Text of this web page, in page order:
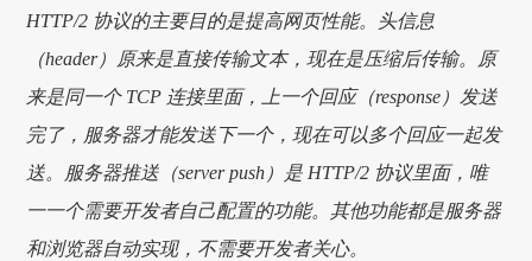
HTTP/2 协议的主要目的是提高网页性能。头信息
（header）原来是直接传输文本，现在是压缩后传输。原
来是同一个 TCP 连接里面，上一个回应（response）发送
完了，服务器才能发送下一个，现在可以多个回应一起发
送。服务器推送（server push）是 HTTP/2 协议里面，唯
一一个需要开发者自己配置的功能。其他功能都是服务器
和浏览器自动实现，不需要开发者关心。